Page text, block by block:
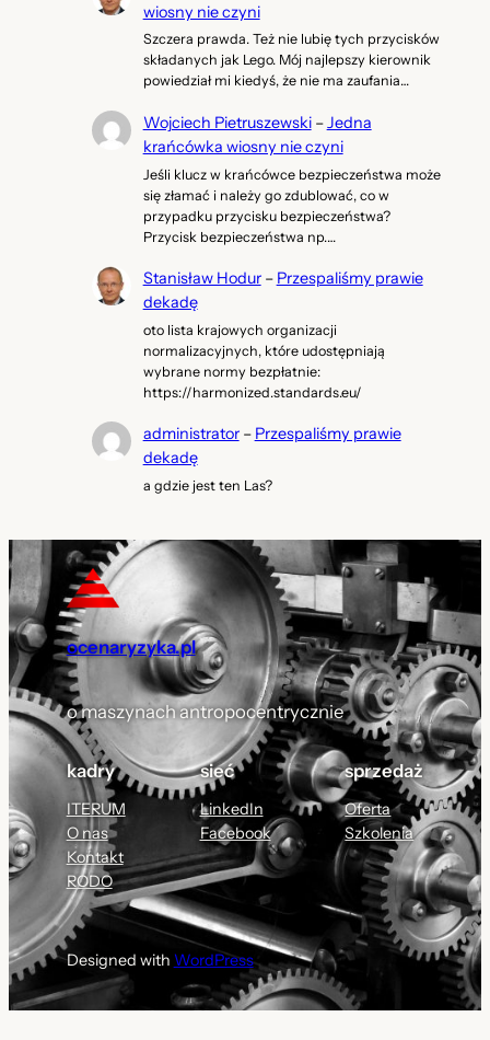
wiosny nie czyni
Szczera prawda. Też nie lubię tych przycisków
składanych jak Lego. Mój najlepszy kierownik
powiedział mi kiedyś, że nie ma zaufania…
Wojciech Pietruszewski–Jedna
krańcówka wiosny nie czyni
Jeśli klucz w krańcówce bezpieczeństwa może
się złamać i należy go zdublować, co w
przypadku przycisku bezpieczeństwa?
Przycisk bezpieczeństwa np.…
Stanisław Hodur– Przespaliśmy prawie
dekadę
oto lista krajowych organizacji
normalizacyjnych, które udostępniają
wybrane normy bezpłatnie:
https://harmonized.standards.eu/
administrator– Przespaliśmy prawie
dekadę
a gdzie jest ten Las?
ocenaryzyka.pl
o maszynach antropocentrycznie
kadry
ITERUM
O nas
Kontakt
RODO
sieć
LinkedIn
Facebook
sprzedaż
Oferta
Szkolenia
Designed with WordPress